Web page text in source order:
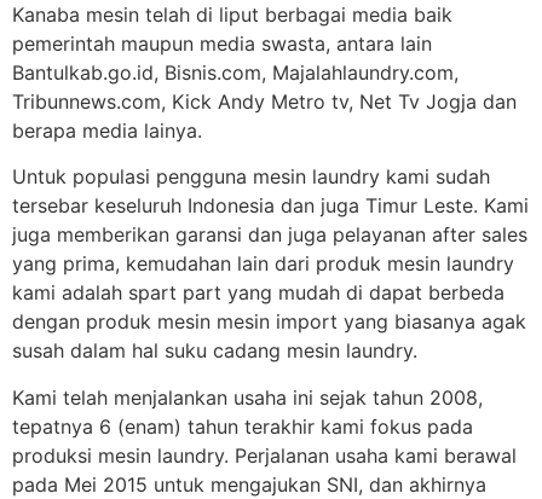
Kanaba mesin telah di liput berbagai media baik
pemerintah maupun media swasta, antara lain
Bantulkab.go.id, Bisnis.com, Majalahlaundry.com,
Tribunnews.com, Kick Andy Metro tv, Net Tv Jogja dan
berapa media lainya.
Untuk populasi pengguna mesin laundry kami sudah
tersebar keseluruh Indonesia dan juga Timur Leste. Kami
juga memberikan garansi dan juga pelayanan after sales
yang prima, kemudahan lain dari produk mesin laundry
kami adalah spart part yang mudah di dapat berbeda
dengan produk mesin mesin import yang biasanya agak
susah dalam hal suku cadang mesin laundry.
Kami telah menjalankan usaha ini sejak tahun 2008,
tepatnya 6 (enam) tahun terakhir kami fokus pada
produksi mesin laundry. Perjalanan usaha kami berawal
pada Mei 2015 untuk mengajukan SNI, dan akhirnya